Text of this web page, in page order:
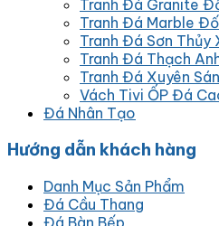
Tranh Đá Granite
Tranh Đá Marble
Tranh Đá Sơn Thủy
Tranh Đá Thạch
Tranh Đá Xuyên
Vách Tivi ỐP Đá
Đá Nhân Tạo
Hướng dẫn khách hàng
Danh Mục Sản Phẩm
Đá Cầu Thang